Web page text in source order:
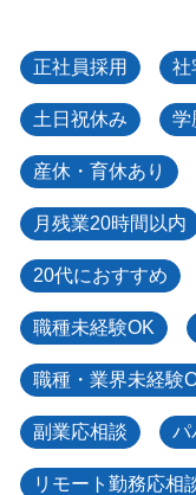
正社員採用 社
土日祝休み 学
産休・育休あり
月残業20時間以内
20代におすすめ
職種未経験OK
職種・業界未経験
副業応相談 パ
リモート勤務応相